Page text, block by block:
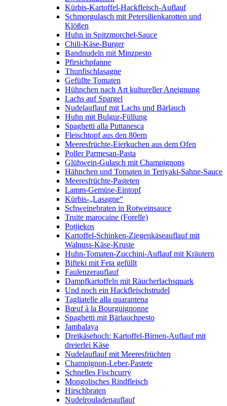
Kürbis-Kartoffel-Hackfleisch-Auflauf
Schmorgulasch mit Petersilienkarotten und
Klößen
Huhn in Spitzmorchel-Sauce
Chili-Käse-Burger
Bandnudeln mit Minzpesto
Pfirsichpfanne
Thunfischlasagne
Gefüllte Tomaten
Hühnchen nach Art kultureller Aneignung
Lachs auf Spargel
Nudelauflauf mit Lachs und Bärlauch
Huhn mit Bulgur-Füllung
Spaghetti alla Puttanesca
Fleischtopf aus den 80ern
Meeresfrüchte-Eierkuchen aus dem Ofen
Poller Parmesan-Pasta
Glühwein-Gulasch mit Champignons
Hähnchen und Tomaten in Teriyaki-Sahne-Sauce
Meeresfrüchte-Pasteten
Lamm-Gemüse-Eintopf
Kürbis-„Lasagne“
Schweinebraten in Rotweinsauce
Truite marocaine (Forelle)
Potjiekos
Kartoffel-Schinken-Ziegenkäseauflauf mit
Walnuss-Käse-Kruste
Huhn-Tomaten-Zucchini-Auflauf mit Kräutern
Bifteki mit Feta gefüllt
Faulenzerauflauf
Dampfkartoffeln mit Räucherlachsquark
Und noch ein Hackfleischstrudel
Tagliatelle alla quarantena
Bœuf à la Bourguignonne
Spaghetti mit Bärlauchpesto
Jambalaya
Dreikäsehoch: Kartoffel-Birnen-Auflauf mit
dreierlei Käse
Nudelauflauf mit Meeresfrüchten
Champignon-Leber-Pastete
Schnelles Fischcurry
Mongolisches Rindfleisch
Hirschbraten
Nudelrouladenauflauf